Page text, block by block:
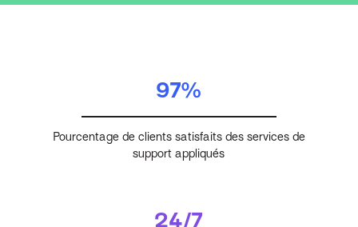
97%
Pourcentage de clients satisfaits des services de
support appliqués
24/7